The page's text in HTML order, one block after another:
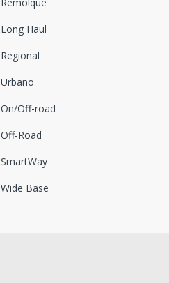
Long Haul
Regional
Urbano
On/Off-road
Off-Road
SmartWay
Wide Base